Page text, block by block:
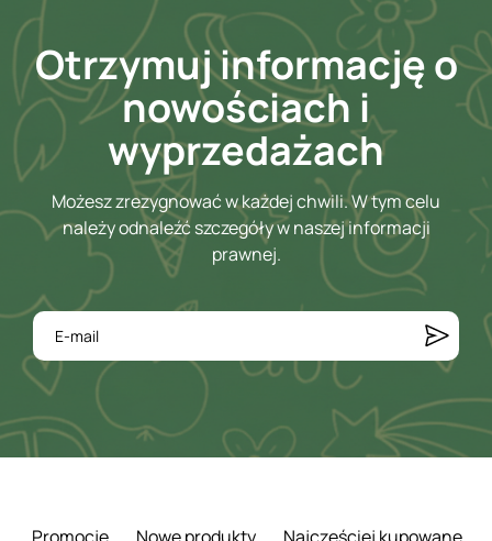
Otrzymuj informację o
nowościach i
wyprzedażach
Możesz zrezygnować w każdej chwili. W tym celu
należy odnaleźć szczegóły w naszej informacji
prawnej.